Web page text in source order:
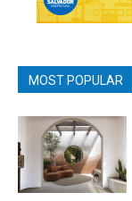
MOST POPULAR